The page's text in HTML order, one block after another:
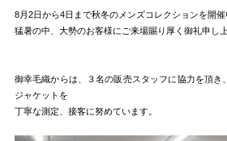
8月2日から4日まで秋冬のメンズコレクションを開催
猛暑の中、大勢のお客様にご来場賜り厚く御礼申し上
御幸毛織からは、３名の販売スタッフに協力を頂き
ジャケットを
丁寧な測定、接客に努めています。